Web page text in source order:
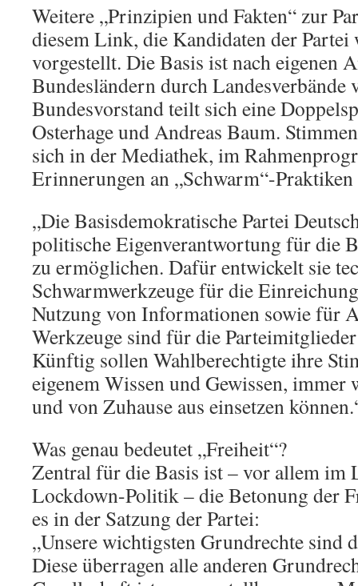
Weitere „Prinzipien und Fakten“ zur
diesem Link, die Kandidaten der Partei
vorgestellt. Die Basis ist nach eigenen
Bundesländern durch Landesverbände
Bundesvorstand teilt sich eine
Osterhage und Andreas Baum.
sich in der Mediathek, im
Erinnerungen an „Schwarm“-Praktiken
„Die Basisdemokratische Partei
politische Eigenverantwortung für die
zu ermöglichen. Dafür entwickelt sie
Schwarmwerkzeuge für die
Nutzung von Informationen sowie für
Werkzeuge sind für die
Künftig sollen Wahlberechtigte ihre
eigenem Wissen und Gewissen, immer
und von Zuhause aus einsetzen
Was genau bedeutet „Freiheit“?
Zentral für die Basis ist – vor allem im
Lockdown-Politik – die Betonung der
es in der Satzung der Partei:
„Unsere wichtigsten Grundrechte sind
Diese überragen alle anderen